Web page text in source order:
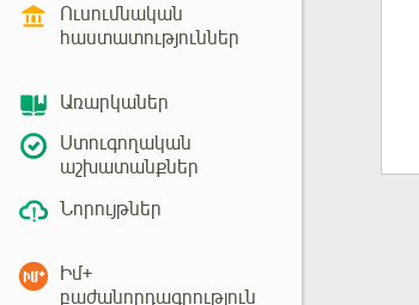
Ուսումնական
հաստատություններ
Առարկաներ
Ստուգողական
աշխատանքներ
Նորույթներ
Իմ+
բաժանորդագրություն